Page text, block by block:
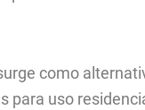
como
para uso